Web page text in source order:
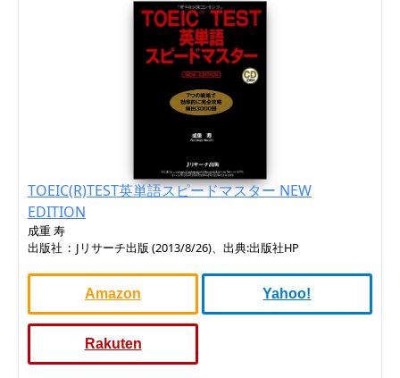
TOEIC(R)TEST英単語スピードマスター NEW
EDITION
成重 寿
出版社 ‏ : ‎ Jリサーチ出版 (2013/8/26)、出典:出版社HP
Amazon Yahoo!
Rakuten